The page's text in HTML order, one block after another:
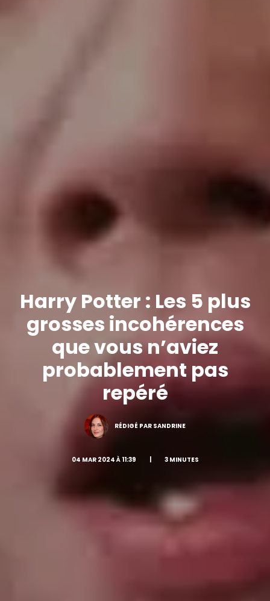
Harry Potter : Les 5 plus
grosses incohérences
que vous n’aviez
probablement pas
repéré
RÉDIGÉ PAR SANDRINE
04 MAR 2024 À 11:39 3 MINUTES